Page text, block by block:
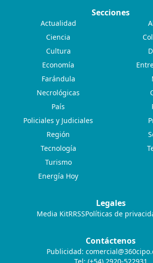
Secciones
Actualidad
Ciencia
Cultura
Economía
Farándula
Necrológicas
País
Policiales y Judiciales
Región
Tecnología
Turismo
Energía Hoy
Legales
Media KitRRSSPolíticas de
Contáctenos
Publicidad: